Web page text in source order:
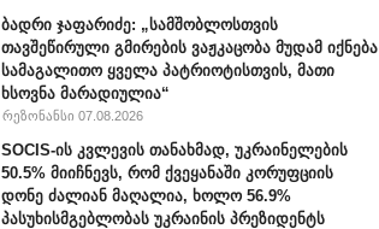
ბადრი ჯაფარიძე: „სამშობლოსთვის
თავშეწირული გმირების ვაჟკაცობა მუდამ იქნება
სამაგალითო ყველა პატრიოტისთვის, მათი
ხსოვნა მარადიულია“
რეზონანსი 07.08.2026
SOCIS-ის კვლევის თანახმად, უკრაინელების
50.5% მიიჩნევს, რომ ქვეყანაში კორუფციის
დონე ძალიან მაღალია, ხოლო 56.9%
პასუხისმგებლობას უკრაინის პრეზიდენტს